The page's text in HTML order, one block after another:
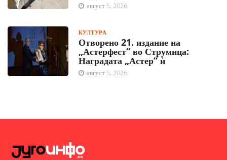
август 5, 2026
КУЛТУРА
Отворено 21. издание на
„Астерфест“ во Струмица:
Наградата „Астер“ ѝ
август 5, 2026